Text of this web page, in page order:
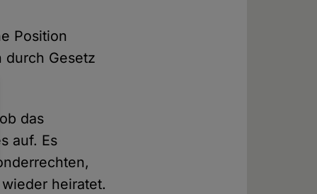
Position
durch Gesetz
das
auf. Es
heiratet.